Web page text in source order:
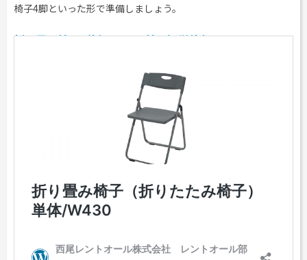
椅子4脚といった形で準備しましょう。
折り畳み椅子（折りたたみ椅子）単体/W430